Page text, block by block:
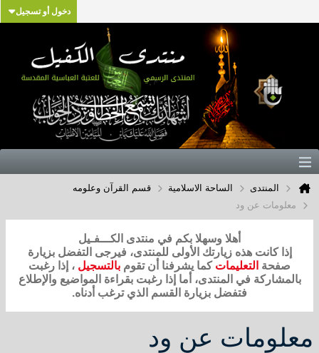
دخول أو تسجيل
المنتدى الساحة الاسلامية
قسم القرآن وعلومه
معلومات عن ود
أهلا وسهلا بكم في منتدى الكـــفـيل
إذا كانت هذه زيارتك الأولى للمنتدى، فيرجى التفضل بزيارة
صفحة التعليمات كما يشرفنا أن تقوم بالتسجيل ، إذا رغبت
بالمشاركة في المنتدى، أما إذا رغبت بقراءة المواضيع والإطلاع
فتفضل بزيارة القسم الذي ترغب أدناه.
معلومات عن ود